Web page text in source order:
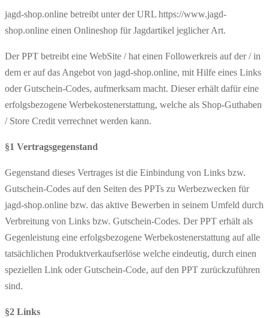
jagd-shop.online betreibt unter der URL https://www.jagd-
shop.online einen Onlineshop für Jagdartikel jeglicher Art.
Der PPT betreibt eine WebSite / hat einen Followerkreis auf der / in
dem er auf das Angebot von jagd-shop.online, mit Hilfe eines Links
oder Gutschein-Codes, aufmerksam macht. Dieser erhält dafür eine
erfolgsbezogene Werbekostenerstattung, welche als Shop-Guthaben
/ Store Credit verrechnet werden kann.
§1 Vertragsgegenstand
Gegenstand dieses Vertrages ist die Einbindung von Links bzw.
Gutschein-Codes auf den Seiten des PPTs zu Werbezwecken für
jagd-shop.online bzw. das aktive Bewerben in seinem Umfeld durch
Verbreitung von Links bzw. Gutschein-Codes. Der PPT erhält als
Gegenleistung eine erfolgsbezogene Werbekostenerstattung auf alle
tatsächlichen Produktverkaufserlöse welche eindeutig, durch einen
speziellen Link oder Gutschein-Code, auf den PPT zurückzuführen
sind.
§2 Links